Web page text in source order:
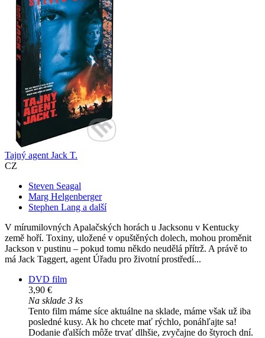
Tajný agent Jack T.
CZ
Steven Seagal
Marg Helgenberger
Stephen Lang a další
V mírumilovných Apalačských horách u Jacksonu v Kentucky
země hoří. Toxiny, uložené v opuštěných dolech, mohou proměnit
Jackson v pustinu – pokud tomu někdo neudělá přítrž. A právě to
má Jack Taggert, agent Úřadu pro životní prostředí...
DVD film
3,90 €
Na sklade 3 ks
Tento film máme síce aktuálne na sklade, máme však už iba
posledné kusy. Ak ho chcete mať rýchlo, ponáhľajte sa!
Dodanie ďalších môže trvať dlhšie, zvyčajne do štyroch dní.